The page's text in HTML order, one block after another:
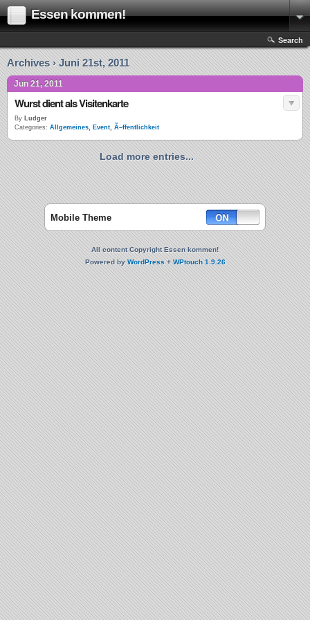
Essen kommen!
Search
Archives › Juni 21st, 2011
Jun 21, 2011
Wurst dient als Visitenkarte
By Ludger
Categories: Allgemeines, Event, Ã–ffentlichkeit
Load more entries...
Mobile Theme
All content Copyright Essen kommen!
Powered byWordPress+WPtouch 1.9.26